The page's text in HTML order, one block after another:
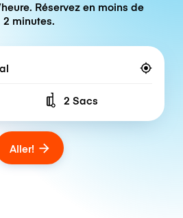
Réservez en moins de
2 minutes.
Number of bags
2 Sacs
Aller!